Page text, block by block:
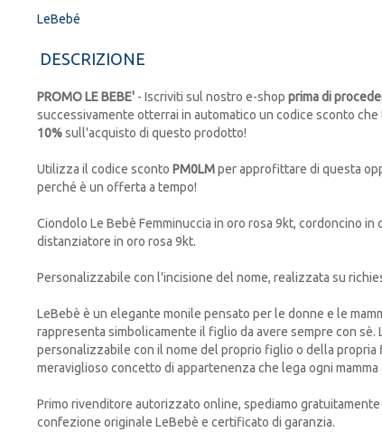
LeBebé
DESCRIZIONE
PROMO LE BEBE' - Iscriviti sul nostro e-shop prima di
successivamente otterrai in automatico un codice sconto che
10%sull'acquisto di questo prodotto!
Utilizza il codice sconto PM0LMper approfittare di questa
perché è un offerta a tempo!
Ciondolo Le Bebè Femminuccia in oro rosa 9kt, cordoncino in
distanziatore in oro rosa 9kt.
Personalizzabile con l'incisione del nome, realizzata su
LeBebè è un elegante monile pensato per le donne e le
rappresenta simbolicamente il figlio da avere sempre con sè.
personalizzabile con il nome del proprio figlio o della
meraviglioso concetto di appartenenza che lega ogni mamma
Primo rivenditore autorizzato online, spediamo
confezione originale LeBebè e certificato di garanzia.